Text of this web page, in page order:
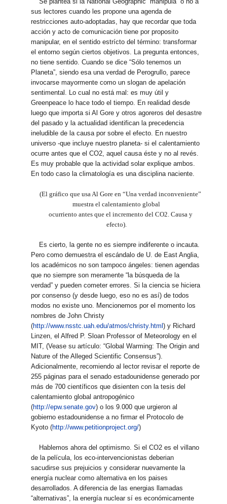
sus lectores cuando les propone una agenda de
restricciones auto-adoptadas, hay que recordar que toda
acción y acto de comunicación tiene por proposito
manipular, en el sentido estrícto del término: transformar
el entorno según ciertos objetivos. La pregunta entonces,
no tiene sentido. Cuando se dice “Sólo tenemos un
Planeta”, siendo esa una verdad de Perogrullo, parece
invocarse mayormente como un slogan de apelación
sentimental. Lo cual no está mal: es muy útil y
Greenpeace lo hace todo el tiempo. En realidad desde
luego que importa si Al Gore y otros agoreros del desastre
del pasado y la actualidad identifican la precedencia
ineludible de la causa por sobre el efecto. En nuestro
universo -que incluye nuestro planeta- si el calentamiento
ocurre antes que el CO2, aquel causa éste y no al revés.
Es muy probable que la actividad solar explique ambos.
En todo caso la climatología es una disciplina naciente.
(El gráfico que usa Al Gore en “Una verdad inconveniente”
muestra el calentamiento global
ocurriento antes que el incremento del CO2. Causa y
efecto).
Es cierto, la gente no es siempre indiferente o incauta.
Pero como demuestra el escándalo de U. de East Anglia,
los académicos no son tampoco ángeles: tienen agendas
que no siempre son meramente “la búsqueda de la
verdad” y pueden cometer errores. Si la ciencia se hiciera
por consenso (y desde luego, eso no es así) de todos
modos no existe uno. Mencionemos por el momento los
nombres de John Christy
(http://www.nsstc.uah.edu/atmos/christy.html) y Richard
Linzen, el Alfred P. Sloan Professor of Meteorology en el
MIT, (Vease su artículo: “Global Warming: The Origin and
Nature of the Alleged Scientific Consensus”).
Adicionalmente, recomiendo al lector revisar el reporte de
255 páginas para el senado estadounidense generado por
más de 700 científicos que disienten con la tesis del
calentamiento global antropogénico
(http://epw.senate.gov) o los 9.000 que urgieron al
gobierno estadounidense a no firmar el Protocolo de
Kyoto (http://www.petitionproject.org/)
Hablemos ahora del optimismo. Si el CO2 es el villano
de la película, los eco-intervencionistas deberian
sacudirse sus prejuicios y considerar nuevamente la
energía nuclear como alternativa en los paises
desarrollados. A diferencia de las energias llamadas
“alternativas”, la energía nuclear sí es económicamente